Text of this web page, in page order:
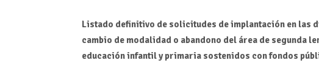
Listado definitivo de solicitudes de implantación en las
cambio de modalidad o abandono del área de segunda
educación infantil y primaria sostenidos con fondos